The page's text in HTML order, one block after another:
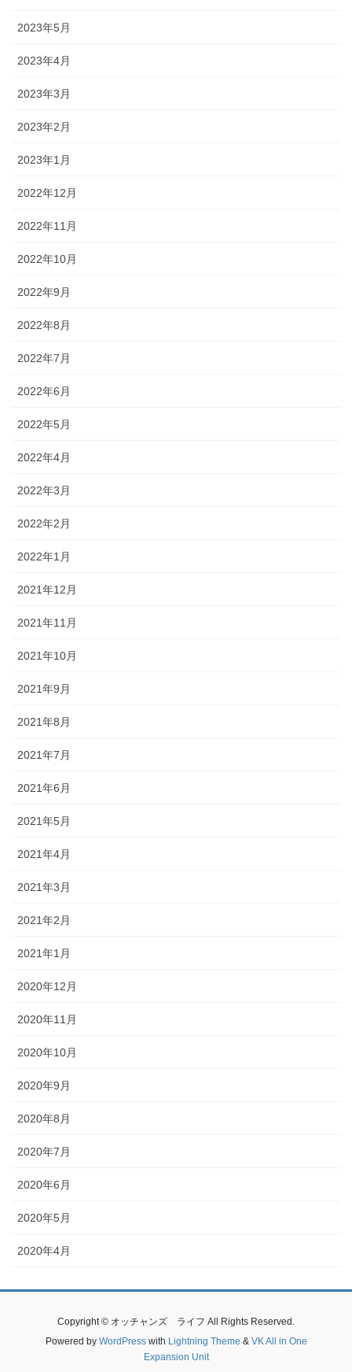
2023年5月
2023年4月
2023年3月
2023年2月
2023年1月
2022年12月
2022年11月
2022年10月
2022年9月
2022年8月
2022年7月
2022年6月
2022年5月
2022年4月
2022年3月
2022年2月
2022年1月
2021年12月
2021年11月
2021年10月
2021年9月
2021年8月
2021年7月
2021年6月
2021年5月
2021年4月
2021年3月
2021年2月
2021年1月
2020年12月
2020年11月
2020年10月
2020年9月
2020年8月
2020年7月
2020年6月
2020年5月
2020年4月
Copyright © オッチャンズ ライフ All Rights Reserved.
Powered by WordPresswith Lightning Theme & VK All in One
Expansion Unit